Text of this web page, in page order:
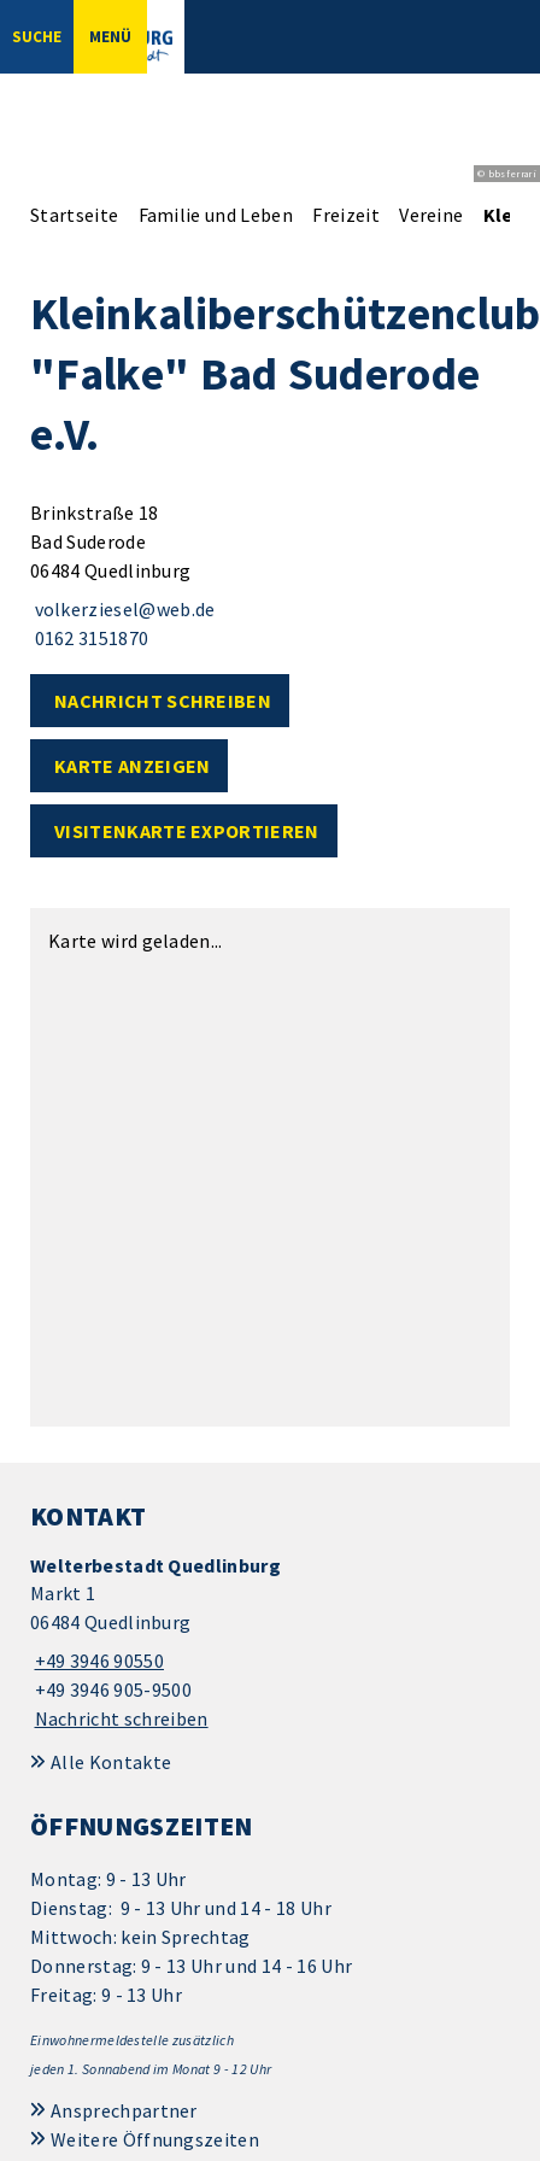
SUCHE MENÜ
© bbsferrari
Startseite Familie und Leben Freizeit Vereine
Kleinkaliberschützenclub
"Falke" Bad Suderode
e.V.
Brinkstraße 18
Bad Suderode
06484 Quedlinburg
volkerziesel@web.de
0162 3151870
NACHRICHT SCHREIBEN
KARTE ANZEIGEN
VISITENKARTE EXPORTIEREN
Karte wird geladen...
KONTAKT
Welterbestadt Quedlinburg
Markt 1
06484 Quedlinburg
+49 3946 90550
+49 3946 905-9500
Nachricht schreiben
Alle Kontakte
ÖFFNUNGSZEITEN
Montag: 9 - 13 Uhr
Dienstag: 9 - 13 Uhr und 14 - 18 Uhr
Mittwoch: kein Sprechtag
Donnerstag: 9 - 13 Uhr und 14 - 16 Uhr
Freitag: 9 - 13 Uhr
Einwohnermeldestelle zusätzlich
jeden 1. Sonnabend im Monat 9 - 12 Uhr
Ansprechpartner
Weitere Öffnungszeiten